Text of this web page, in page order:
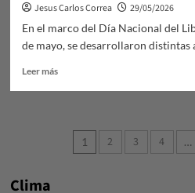
Jesus Carlos Correa
29/05/2026
En el marco del Día Nacional del
de mayo, se desarrollaron distintas
Leer másLeer
Paginación
1 2 3 4 …
Clima